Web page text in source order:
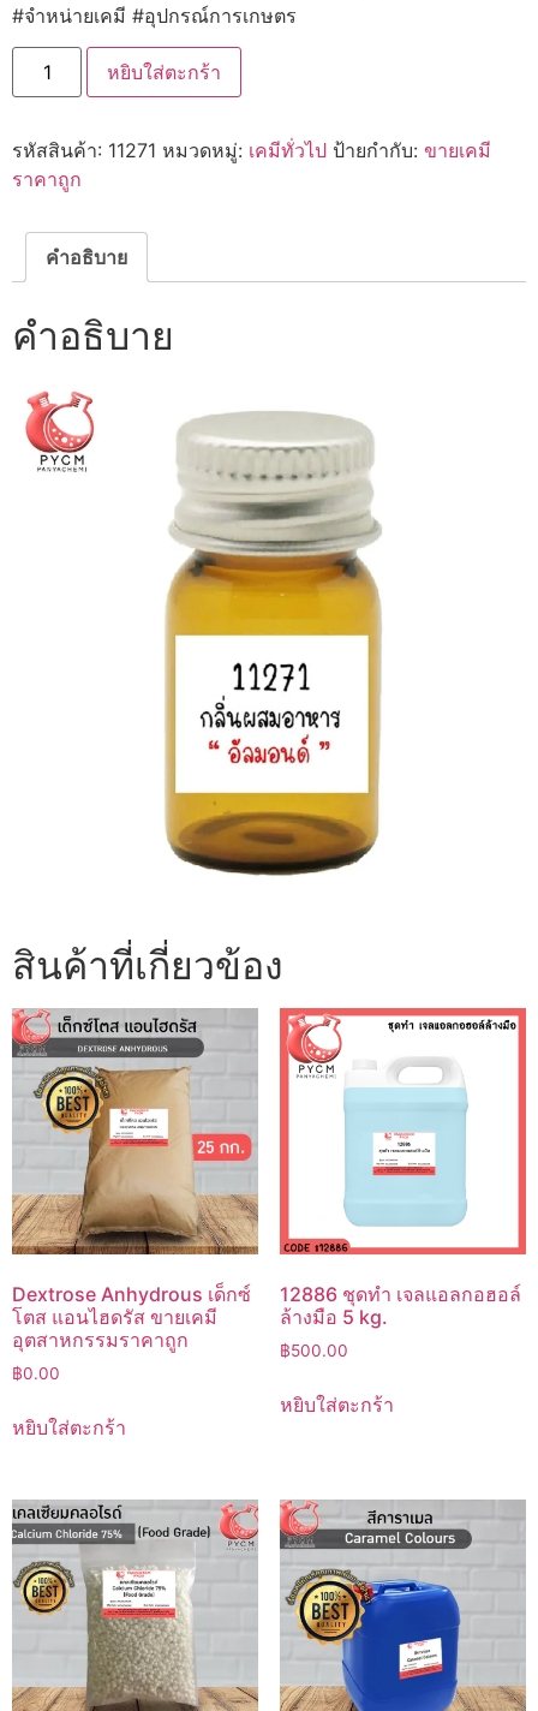
#จำหน่ายเคมี #อุปกรณ์การเกษตร
จำนวน
11271
Almond
กลิ่น
ผสม
อา
รอัล
มอน
ชิ้น
หยิบใส่ตะกร้า
รหัสสินค้า: 11271 หมวดหมู่: เคมีทั่วไป ป้ายกำกับ: ขายเคมี
ราคาถูก
คำอธิบาย
คำอธิบาย
สินค้าที่เกี่ยวข้อง
Dextrose Anhydrous เด็กซ์
โตส แอนไฮดรัส ขายเคมี
อุตสาหกรรมราคาถูก
฿0.00
หยิบใส่ตะกร้า
12886 ชุดทำ เจลแอลกอฮอล์
ล้างมือ 5 kg.
฿500.00
หยิบใส่ตะกร้า